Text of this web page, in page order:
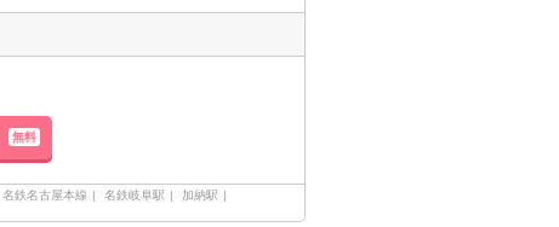
無料
名鉄名古屋本線 名鉄岐阜駅
加納駅